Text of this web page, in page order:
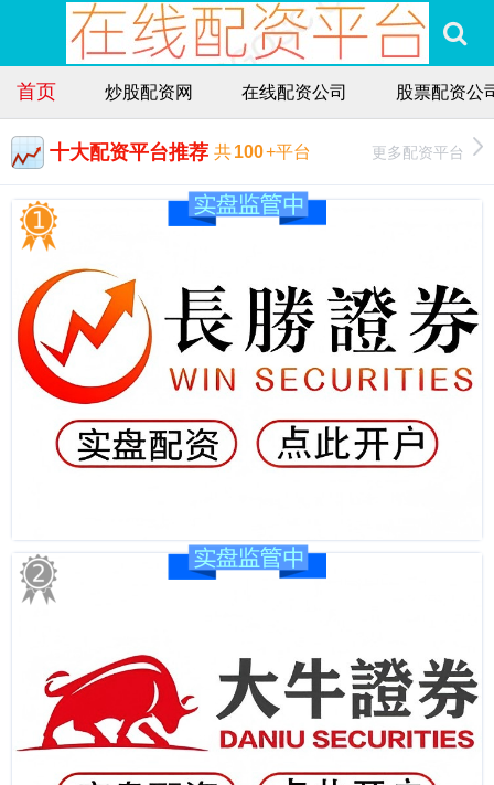
首页 炒股配资网 在线配资公司 股票配资公
十大配资平台推荐 共100+平台 更多配资平台